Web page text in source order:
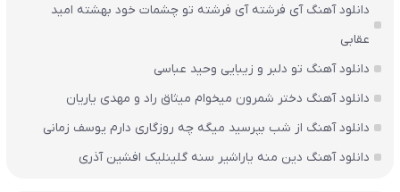
دانلود آهنگ آی فرشته آی فرشته تو چشمات خود بهشته امید
عقابی
دانلود آهنگ تو دلبر و زیبایی وحید عباسی
دانلود آهنگ دختر شمرون میخوام میثاق راد و مهدی یاریان
دانلود آهنگ از شب بپرسید میگه چه روزگاری دارم یوسف زمانی
دانلود آهنگ دین منه یاراشیر سنه گلینلیک افشین آذری